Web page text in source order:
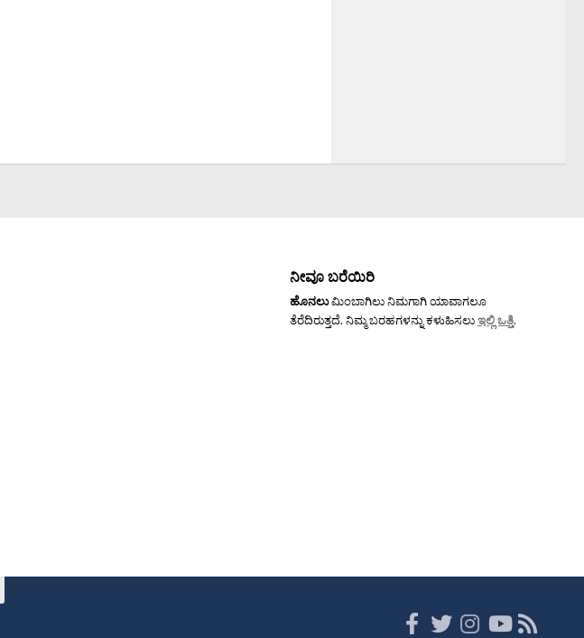
ನೀವೂ ಬರೆಯಿರಿ
ಹೊನಲುಮಿಂಬಾಗಿಲು ನಿಮಗಾಗಿ ಯಾವಾಗಲೂ
ತೆರೆದಿರುತ್ತದೆ. ನಿಮ್ಮ ಬರಹಗಳನ್ನು ಕಳುಹಿಸಲುಇಲ್ಲಿ ಒತ್ತಿ.